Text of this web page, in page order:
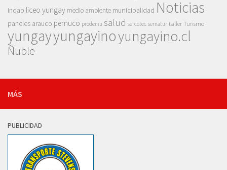
indap liceo yungay medio ambiente municipalidad Noticias
paneles arauco pemuco prodemu salud sercotec sernatur taller Turismo
yungayyungayinoyungayino.cl
Ñuble
MÁS
PUBLICIDAD